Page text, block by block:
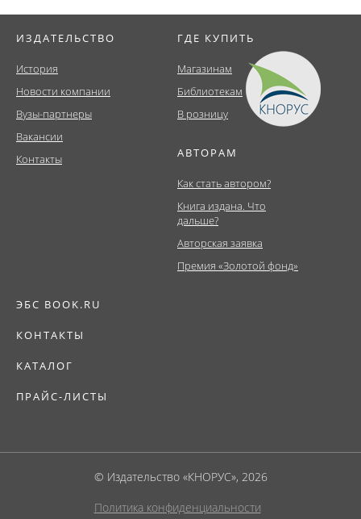
ИЗДАТЕЛЬСТВО
История
Новости компании
Вузы-партнеры
Вакансии
Контакты
ГДЕ КУПИТЬ
Магазинам
Библиотекам
В розницу
АВТОРАМ
Как стать автором?
Книга издана. Что
дальше?
Авторская заявка
Премия «Золотой фонд»
ЭБС BOOK.RU
КОНТАКТЫ
КАТАЛОГ
ПРАЙС-ЛИСТЫ
© Издательство «КНОРУС», 2026
Политика конфиденциальности